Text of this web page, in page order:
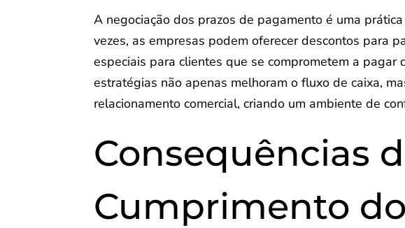
A negociação dos prazos de pagamento é uma
vezes, as empresas podem oferecer descontos para
especiais para clientes que se comprometem a pagar
estratégias não apenas melhoram o fluxo de caixa,
relacionamento comercial, criando um ambiente de
Consequências
Cumprimento